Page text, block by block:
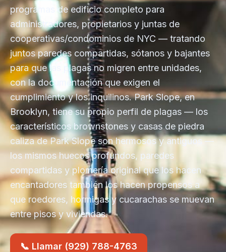
programas de edificio completo para
administradores, propietarios y juntas de
cooperativas/condominios de NYC — tratando
juntos paredes compartidas, sótanos y bajantes
para que las plagas no migren entre unidades,
con la documentación que exigen el
cumplimiento y los inquilinos. Park Slope, en
Brooklyn, tiene su propio perfil de plagas — los
característicos brownstones y casas de piedra
caliza de Park Slope son hermosos y antiguos —
los mismos huecos profundos, paredes
compartidas y plomería original que los hacen
encantadores también los hacen propensos a
que roedores, hormigas y cucarachas se muevan
entre pisos y viviendas.
📞 Llamar (929) 788-4763